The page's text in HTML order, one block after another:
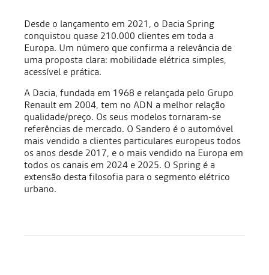
Desde o lançamento em 2021, o Dacia Spring
conquistou quase 210.000 clientes em toda a
Europa. Um número que confirma a relevância de
uma proposta clara: mobilidade elétrica simples,
acessível e prática.
A Dacia, fundada em 1968 e relançada pelo Grupo
Renault em 2004, tem no ADN a melhor relação
qualidade/preço. Os seus modelos tornaram-se
referências de mercado. O Sandero é o automóvel
mais vendido a clientes particulares europeus todos
os anos desde 2017, e o mais vendido na Europa em
todos os canais em 2024 e 2025. O Spring é a
extensão desta filosofia para o segmento elétrico
urbano.